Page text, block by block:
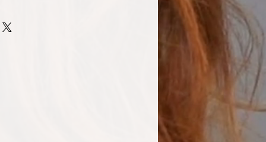
Glycol Distearate,